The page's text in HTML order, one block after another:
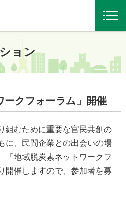
ョン
ークフォーラム」開催
組むために重要な官民共創の
に、民間企業との出会いの場
「地域脱炭素ネットワークフ
開催しますので、参加者を募